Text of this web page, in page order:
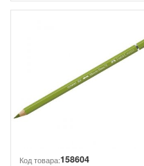
Код товара:158604